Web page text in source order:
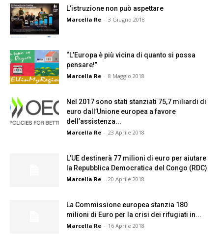
L’istruzione non può aspettare
Marcella Re - 3 Giugno 2018
“L’Europa è più vicina di quanto si possa
pensare!”
Marcella Re - 8 Maggio 2018
Nel 2017 sono stati stanziati 75,7 miliardi di
euro dall’Unione europea a favore
dell’assistenza...
Marcella Re - 23 Aprile 2018
L’UE destinerà 77 milioni di euro per aiutare
la Repubblica Democratica del Congo (RDC)
Marcella Re - 20 Aprile 2018
La Commissione europea stanzia 180
milioni di Euro per la crisi dei rifugiati in...
Marcella Re - 16 Aprile 2018